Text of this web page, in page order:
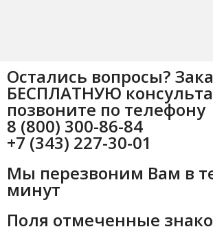
Остались вопросы?
БЕСПЛАТНУЮ
позвоните по телефону
8 (800) 300-86-84
+7 (343) 227-30-01
Мы перезвоним Вам в
минут
Поля отмеченные